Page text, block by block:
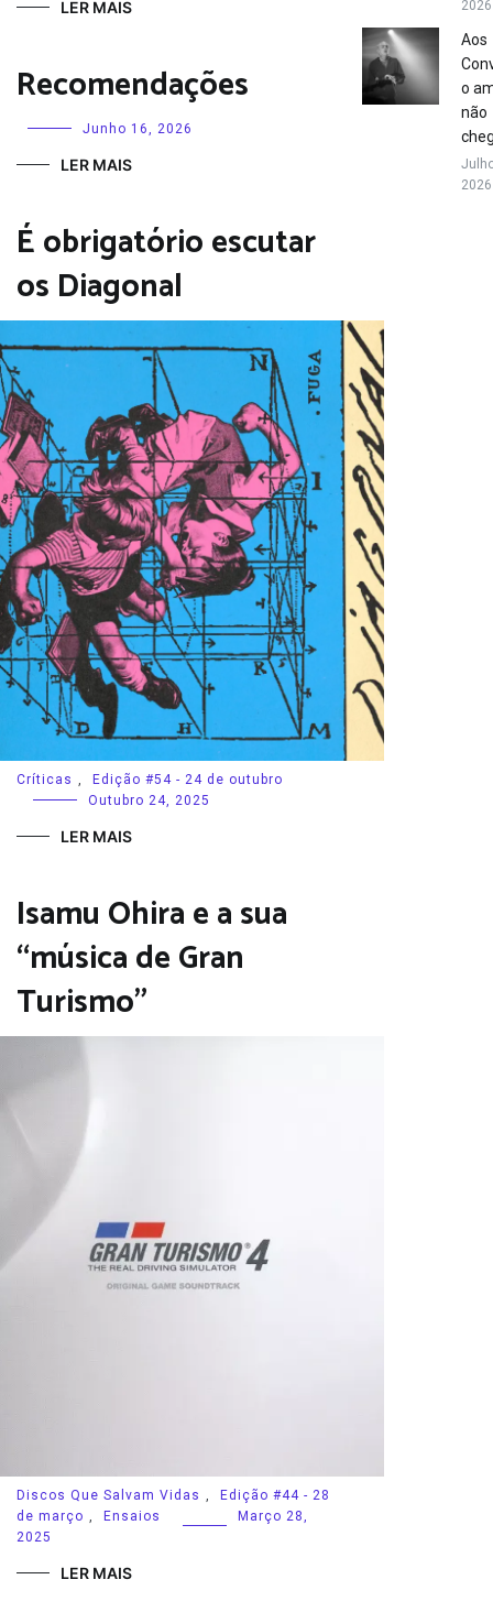
LER MAIS
Recomendações
Junho 16, 2026
LER MAIS
É obrigatório escutar
os Diagonal
Críticas ,
Edição #54 - 24 de outubro
Outubro 24, 2025
LER MAIS
Isamu Ohira e a sua
“música de Gran
Turismo”
Discos Que Salvam Vidas ,
Edição #44 - 28
de março , Ensaios
Março 28,
2025
LER MAIS
2026
Aos
o
não
2026